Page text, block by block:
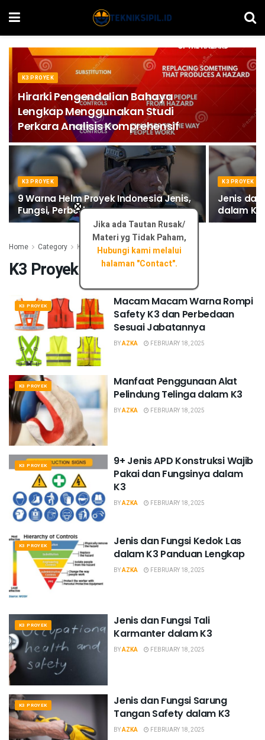
K3 PROYEK
Hirarki Pengendalian Bahaya
Lengkap Menggunakan Studi
Perkara Analisis Komprehensif
K3 PROYEK
9 Warna Helm Proyek Indonesia Jenis,
Fungsi, Perbedaannya
K3 PROYEK
Jenis
dalam K3
Home Category K3 Proyek
K3 Proyek
K3 PROYEK
Macam Macam Warna Rompi
Safety K3 dan Perbedaan
Sesuai Jabatannya
BYAZKA FEBRUARY 18, 2025
K3 PROYEK
Manfaat Penggunaan Alat
Pelindung Telinga dalam K3
BYAZKA FEBRUARY 18, 2025
K3 PROYEK
9+ Jenis APD Konstruksi Wajib
Pakai dan Fungsinya dalam
K3
BYAZKA FEBRUARY 18, 2025
K3 PROYEK
Jenis dan Fungsi Kedok Las
dalam K3 Panduan Lengkap
BYAZKA FEBRUARY 18, 2025
K3 PROYEK
Jenis dan Fungsi Tali
Karmanter dalam K3
BYAZKA FEBRUARY 18, 2025
K3 PROYEK
Jenis dan Fungsi Sarung
Tangan Safety dalam K3
BYAZKA FEBRUARY 18, 2025
Jika ada Tautan Rusak/
Materi yg Tidak Paham,
Hubungi kami melalui
halaman "Contact".
×